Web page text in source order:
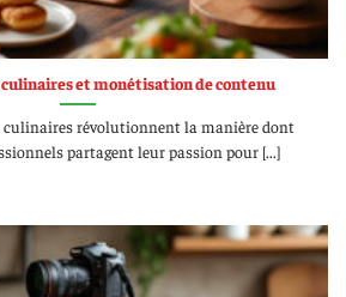
culinaires et monétisation de contenu
culinaires révolutionnent la manière dont
partagent leur passion pour [...]